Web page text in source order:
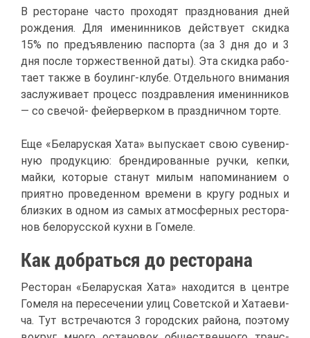
В ре­сто­ране ча­сто про­хо­дят празд­но­ва­ния дней
рож­де­ния. Для име­нин­ни­ков дей­ству­ет скид­ка
15% по предъ­яв­ле­нию пас­пор­та (за 3 дня до и 3
дня по­сле тор­же­ствен­ной да­ты). Эта скид­ка ра­бо­
та­ет та­к­же в бо­улинг-клу­бе. От­дель­но­го вни­ма­ния
за­слу­жи­ва­ет про­цесс по­здрав­ле­ния име­нин­ни­ков
— со све­чой- фей­ер­вер­ком в празд­нич­ном тор­те.
Еще «Бе­ла­рус­кая Ха­та» вы­пус­ка­ет свою су­ве­нир­
ную про­дук­цию: брен­ди­ро­ван­ные руч­ки, кеп­ки,
май­ки, ко­то­рые ста­нут ми­лым на­по­ми­на­ни­ем о
при­ят­но про­ве­ден­ном вре­ме­ни в кру­гу род­ных и
близ­ких в од­ном из са­мых ат­мо­сфер­ных ре­сто­ра­
нов бе­ло­рус­ской кух­ни в Го­ме­ле.
Как до­брать­ся до ре­сто­ра­на
Ре­сто­ран «Бе­ла­рус­кая Ха­та» на­хо­дит­ся в цен­тре
Го­ме­ля на пе­ре­се­че­нии улиц Со­вет­ской и Ха­та­е­ви­
ча. Тут встре­ча­ют­ся 3 го­род­ских рай­о­на, по­это­му